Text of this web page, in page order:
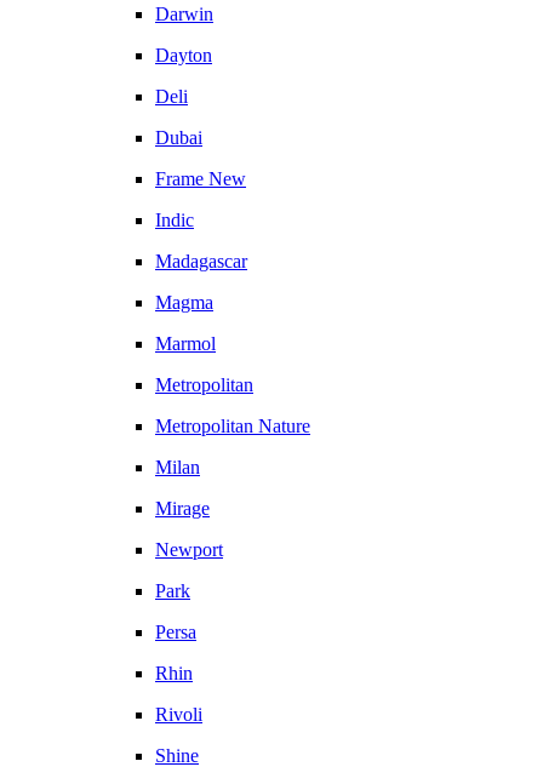
Darwin
Dayton
Deli
Dubai
Frame New
Indic
Madagascar
Magma
Marmol
Metropolitan
Metropolitan Nature
Milan
Mirage
Newport
Park
Persa
Rhin
Rivoli
Shine